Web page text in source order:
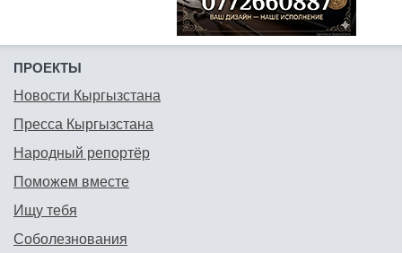
ПРОЕКТЫ
Новости Кыргызстана
Пресса Кыргызстана
Народный репортёр
Поможем вместе
Ищу тебя
Соболезнования